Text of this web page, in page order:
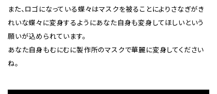
また、ロゴになっている蝶々はマスクを被ることによりさなぎがき
れいな蝶々に変身するようにあなた自身も変身してほしいという
願いが込められています。
あなた自身もむにむに製作所のマスクで華麗に変身してください
ね。